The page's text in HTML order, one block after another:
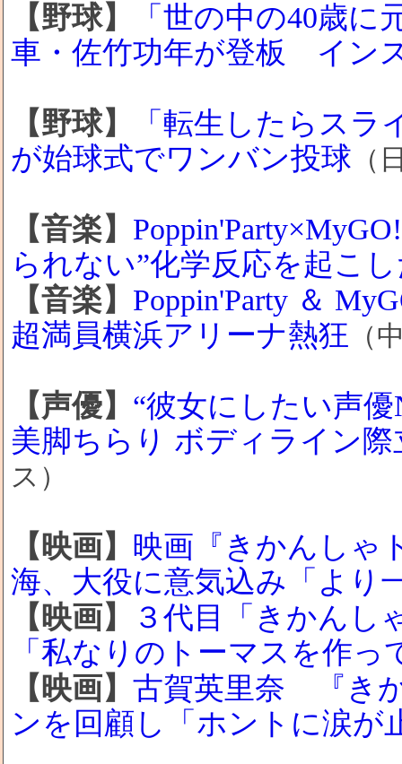
【野球】
「世の中の40歳
車・佐竹功年が登板 イン
【野球】
「転生したらス
が始球式でワンバン投球 （
【音楽】
られない”化学反応を起こ
【音楽】 Poppin'Party ＆
超満員横浜アリーナ熱狂 （
【声優】 “彼女にしたい声
美脚ちらり ボディライン
ス）
【映画】 映画『きかんしゃ
海、大役に意気込み「より
【映画】
３代目「きかんし
「私なりのトーマスを作っ
【映画】 古賀英里奈 『き
ンを回顧し「ホントに涙が